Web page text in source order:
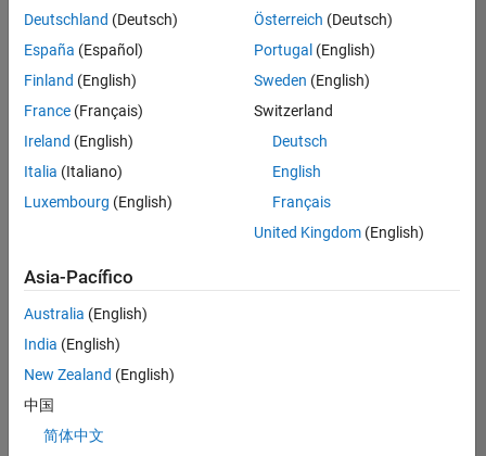
No se
han
traducido
todos
los
empleos.
Busque
por
ubicación
todos
empleos
en su
zona.
Product Strategy Lead - Cloud & Ecosystem for Simulink
Deutschland (Deutsch)
España (Español)
Finland (English)
France (Français)
Ireland (English)
Italia (Italiano)
Luxembourg (English)
Österreich (Deutsch)
Portugal (English)
Sweden (English)
Switzerland
Deutsch
English
Français
United Kingdom(English)
Asia-Pacífico
Australia (English)
India (English)
New Zealand (English)
中国
简体中文